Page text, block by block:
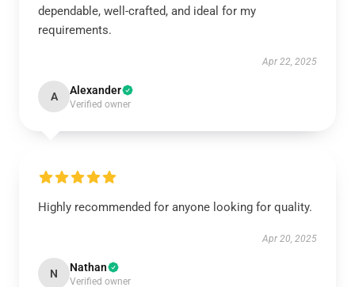
dependable, well-crafted, and ideal for my
requirements.
Apr 22, 2025
A Alexander
Verified owner
Highly recommended for anyone looking for quality.
Apr 20, 2025
N Nathan
Verified owner